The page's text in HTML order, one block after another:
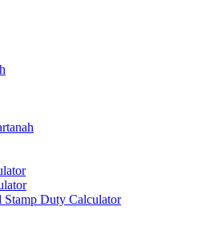
Stamp Duty Calculator